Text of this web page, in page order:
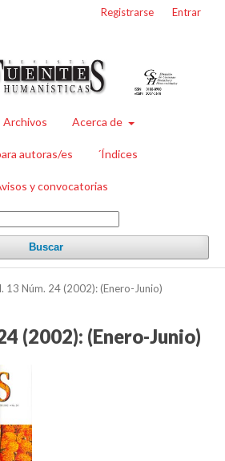
Archivos Acerca de
autoras/es ´Índices
y convocatorias
Buscar
Registrarse Entrar
13 Núm. 24 (2002): (Enero-Junio)
(2002): (Enero-Junio)